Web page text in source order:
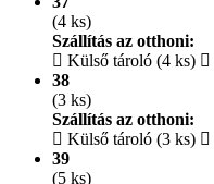
(4 ks)
Szállítás az otthoni:
Külső tároló (4 ks)
38
(3 ks)
Szállítás az otthoni:
Külső tároló (3 ks)
39
(5 ks)